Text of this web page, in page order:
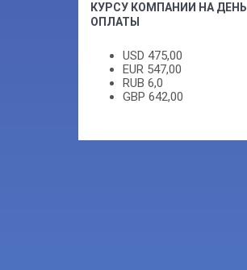
КУРСУ КОМПАНИИ НА ДЕНЬ
ОПЛАТЫ
USD 475,00
EUR 547,00
RUB 6,0
GBP 642,00